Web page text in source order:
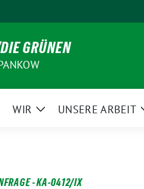
GRÜNEN
WIR
ZeigeUNSERE ARBEIT
- KA-0412/IX